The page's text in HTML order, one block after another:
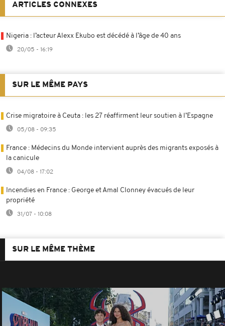
ARTICLES CONNEXES
Nigeria : l’acteur Alexx Ekubo est décédé à l’âge de 40 ans
20/05 - 16:19
SUR LE MÊME PAYS
Crise migratoire à Ceuta : les 27 réaffirment leur soutien à l’Espagne
05/08 - 09:35
France : Médecins du Monde intervient auprès des migrants exposés à
la canicule
04/08 - 17:02
Incendies en France : George et Amal Clonney évacués de leur
propriété
31/07 - 10:08
SUR LE MÊME THÈME